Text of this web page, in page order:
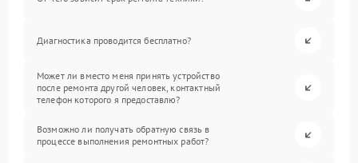
Диагностика проводится бесплатно?
Может ли вместо меня принять устройство
после ремонта другой человек, контактный
телефон которого я предоставлю?
Возможно ли получать обратную связь в
процессе выполнения ремонтных работ?